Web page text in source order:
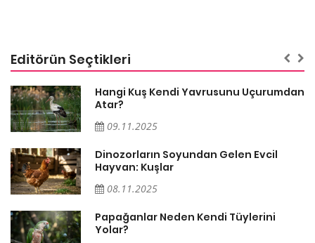
Editörün Seçtikleri
Hangi Kuş Kendi Yavrusunu Uçurumdan
Atar?
09.11.2025
Dinozorların Soyundan Gelen Evcil
Hayvan: Kuşlar
08.11.2025
Papağanlar Neden Kendi Tüylerini
Yolar?